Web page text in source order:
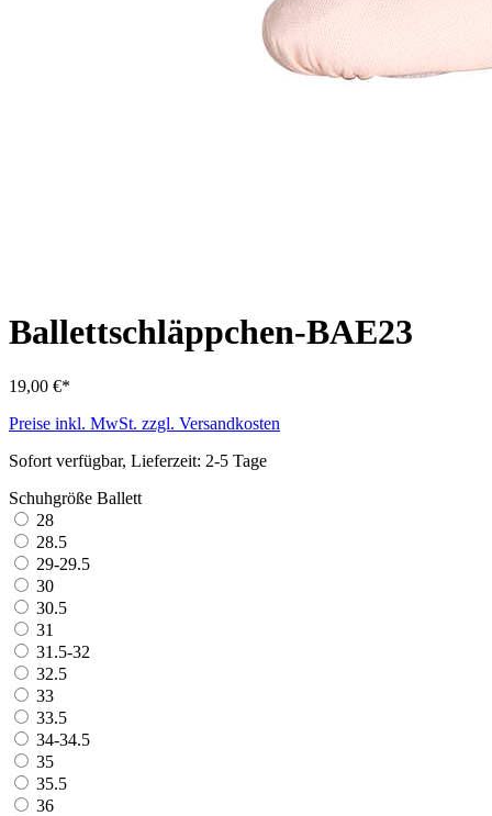
Ballettschläppchen-BAE23
19,00 €*
Preise inkl. MwSt. zzgl. Versandkosten
Sofort verfügbar, Lieferzeit: 2-5 Tage
Schuhgröße Ballett
28
28.5
29-29.5
30
30.5
31
31.5-32
32.5
33
33.5
34-34.5
35
35.5
36